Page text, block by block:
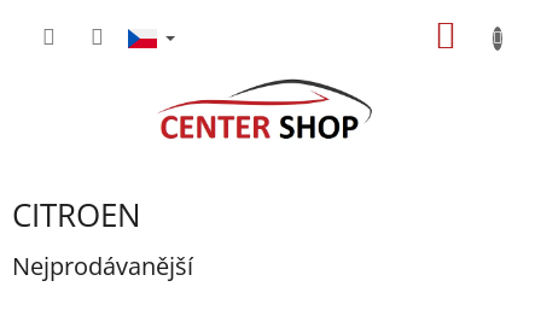
CITROEN
Nejprodávanější